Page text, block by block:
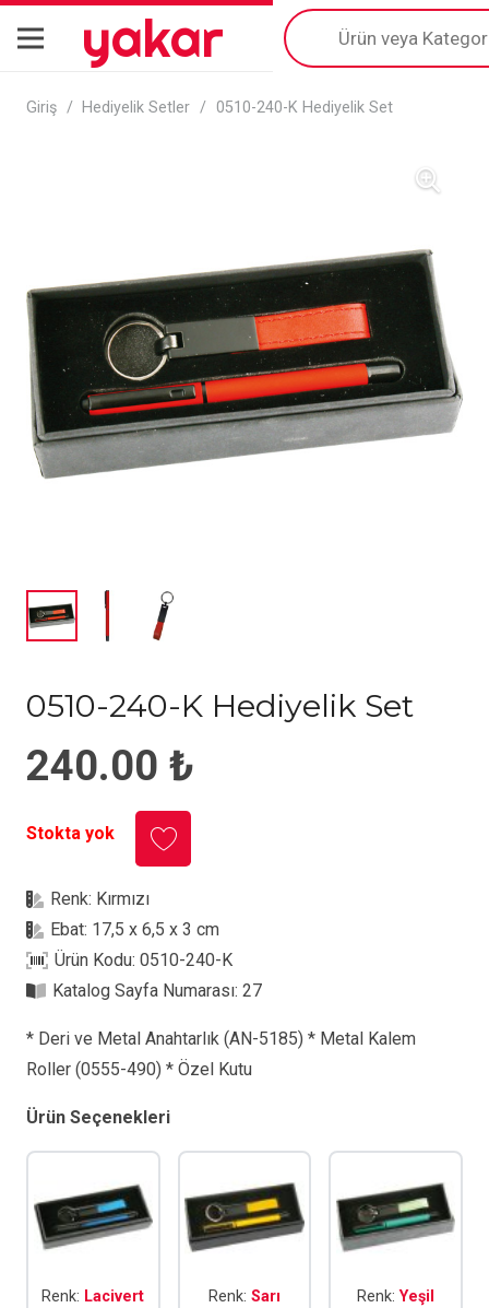
yakar
Products
search
Giriş / Hediyelik Setler / 0510-240-K Hediyelik Set
0510-240-K Hediyelik Set
240.00 ₺
Stokta yok
Renk: Kırmızı
Ebat: 17,5 x 6,5 x 3 cm
Ürün Kodu:0510-240-K
Katalog Sayfa Numarası:27
* Deri ve Metal Anahtarlık (AN-5185) * Metal Kalem
Roller (0555-490) * Özel Kutu
Ürün Seçenekleri
Renk: Lacivert
Renk: Sarı
Renk:Yeşil